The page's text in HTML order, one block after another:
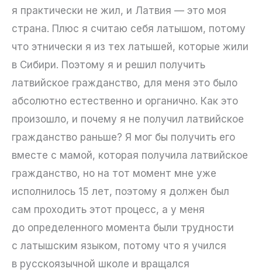
я практически не жил, и Латвия — это моя
страна. Плюс я считаю себя латышом, потому
что этнически я из тех латышей, которые жили
в Сибири. Поэтому я и решил получить
латвийское гражданство, для меня это было
абсолютно естественно и органично. Как это
произошло, и почему я не получил латвийское
гражданство раньше? Я мог бы получить его
вместе с мамой, которая получила латвийское
гражданство, но на тот момент мне уже
исполнилось 15 лет, поэтому я должен был
сам проходить этот процесс, а у меня
до определенного момента были трудности
с латышским языком, потому что я учился
в русскоязычной школе и вращался